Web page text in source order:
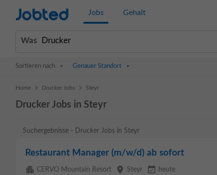
Jobted Jobs Gehalt
Was
Sortieren nach Genauer Standort
Home > Drucker Jobs > Steyr
Drucker Jobs in Steyr
Suchergebnisse - Drucker Jobs in Steyr
Restaurant Manager (m/w/d) ab sofort
apartment CERVO Mountain Resort place Steyr event_available heute